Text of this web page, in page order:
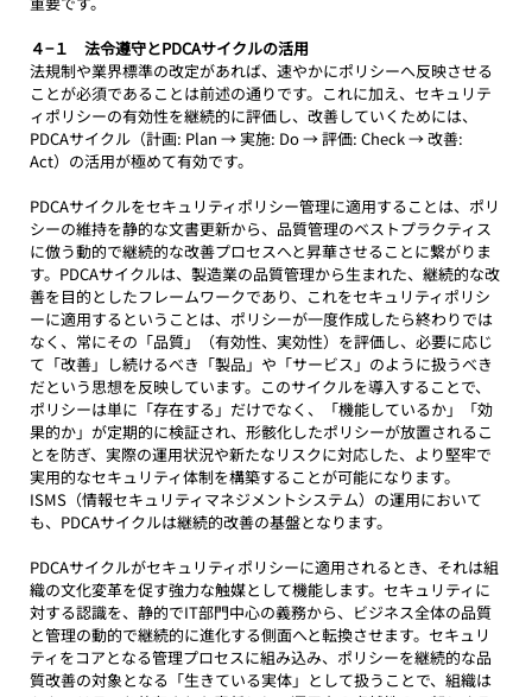
４−１　法令遵守とPDCAサイクルの活用
法規制や業界標準の改定があれば、速やかにポリシーへ反映させる
ことが必須であることは前述の通りです。これに加え、セキュリテ
ィポリシーの有効性を継続的に評価し、改善していくためには、
PDCAサイクル（計画: Plan → 実施: Do → 評価: Check → 改善:
Act）の活用が極めて有効です。
PDCAサイクルをセキュリティポリシー管理に適用することは、ポリ
シーの維持を静的な文書更新から、品質管理のベストプラクティス
に倣う動的で継続的な改善プロセスへと昇華させることに繋がりま
す。PDCAサイクルは、製造業の品質管理から生まれた、継続的な改
善を目的としたフレームワークであり、これをセキュリティポリシ
ーに適用するということは、ポリシーが一度作成したら終わりでは
なく、常にその「品質」（有効性、実効性）を評価し、必要に応じ
て「改善」し続けるべき「製品」や「サービス」のように扱うべき
だという思想を反映しています。このサイクルを導入することで、
ポリシーは単に「存在する」だけでなく、「機能しているか」「効
果的か」が定期的に検証され、形骸化したポリシーが放置されるこ
とを防ぎ、実際の運用状況や新たなリスクに対応した、より堅牢で
実用的なセキュリティ体制を構築することが可能になります。
ISMS（情報セキュリティマネジメントシステム）の運用において
も、PDCAサイクルは継続的改善の基盤となります。
PDCAサイクルがセキュリティポリシーに適用されるとき、それは組
織の文化変革を促す強力な触媒として機能します。セキュリティに
対する認識を、静的でIT部門中心の義務から、ビジネス全体の品質
と管理の動的で継続的に進化する側面へと転換させます。セキュリ
ティをコアとなる管理プロセスに組み込み、ポリシーを継続的な品
質改善の対象となる「生きている実体」として扱うことで、組織は